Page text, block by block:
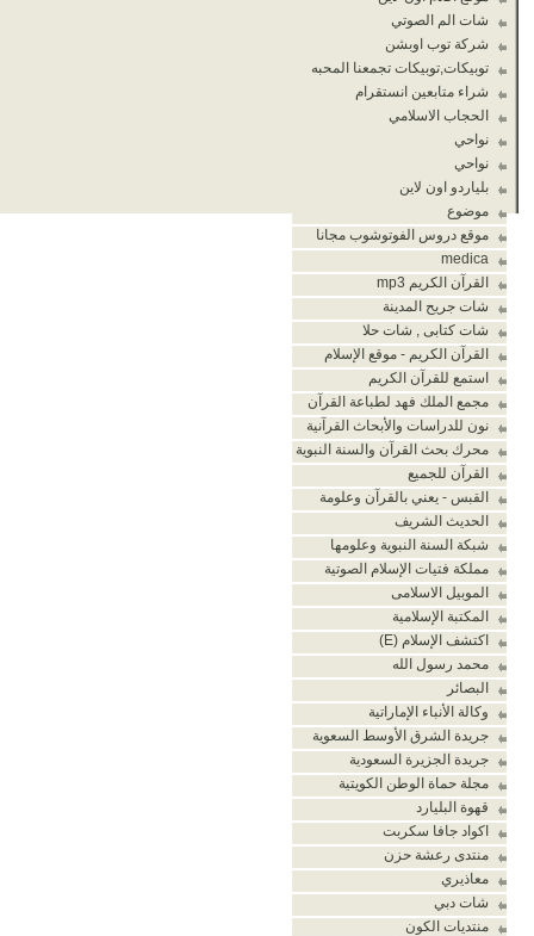
شات الم الصوتي
شركة توب اوبشن
توبيكات,توبيكات تجمعنا المحبه
شراء متابعين انستقرام
الحجاب الاسلامي
نواحي
نواحي
بلياردو اون لاين
موضوع
موقع دروس الفوتوشوب مجانا
medica
القرآن الكريم mp3
شات جريح المدينة
شات كتابى , شات حلا
القرآن الكريم - موقع الإسلام
استمع للقرآن الكريم
مجمع الملك فهد لطباعة القرآن
نون للدراسات والأبحاث القرآنية
محرك بحث القرآن والسنة النبوية
القرآن للجميع
القبس - يعني بالقرآن وعلومة
الحديث الشريف
شبكة السنة النبوية وعلومها
مملكة فتيات الإسلام الصوتية
الموبيل الاسلامى
المكتبة الإسلامية
اكتشف الإسلام (E)
محمد رسول الله
البصائر
وكالة الأنباء الإماراتية
جريدة الشرق الأوسط السعوية
جريدة الجزيرة السعودية
مجلة حماة الوطن الكويتية
قهوة البليارد
اكواد جافا سكربت
منتدى رعشة حزن
معاذيري
شات دبي
منتديات الكون